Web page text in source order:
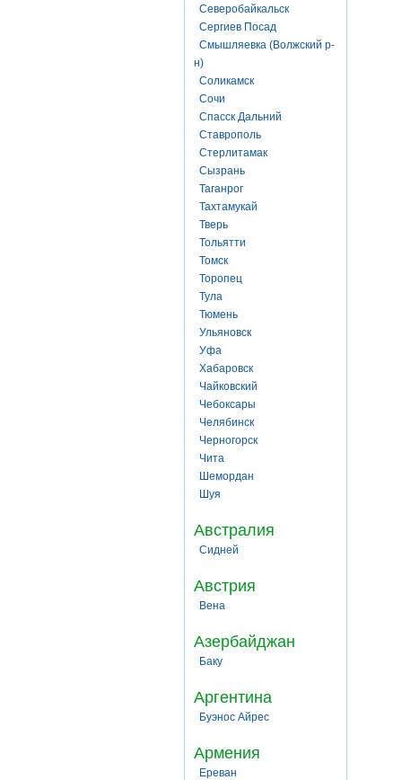
Северобайкальск
Сергиев Посад
Смышляевка (Волжский р-
н)
Соликамск
Сочи
Спасск Дальний
Ставрополь
Стерлитамак
Сызрань
Таганрог
Тахтамукай
Тверь
Тольятти
Томск
Торопец
Тула
Тюмень
Ульяновск
Уфа
Хабаровск
Чайковский
Чебоксары
Челябинск
Черногорск
Чита
Шемордан
Шуя
Австралия
Сидней
Австрия
Вена
Азербайджан
Баку
Аргентина
Буэнос Айрес
Армения
Ереван